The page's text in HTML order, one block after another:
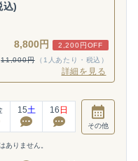
)
8,800円
2,200円OFF
11,000円
（1人あたり・税込）
詳細を見る
15土 16 日
その他
ありません。